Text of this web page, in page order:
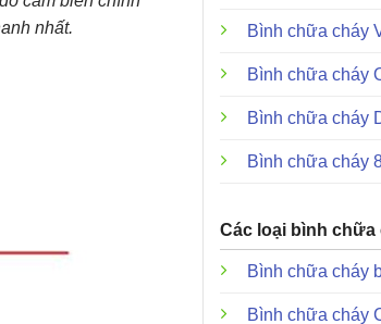
nhất.
Bình chữa cháy
Bình chữa cháy
Bình chữa cháy
Bình chữa cháy
Các loại bình chữa
Bình chữa cháy
Bình chữa cháy